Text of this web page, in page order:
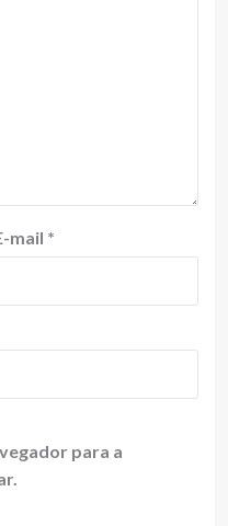
mail *
para a